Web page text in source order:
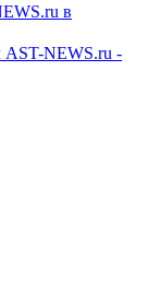
в
AST-NEWS.ru -